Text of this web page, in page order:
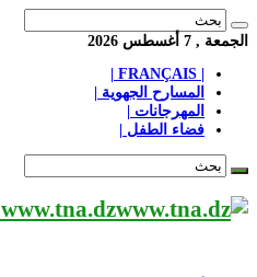
الجمعة , 7 أغسطس 2026
المسارح الجهوية |
المهرجانات |
فضاء الطفل |
www.tna.dz المسرح الوطني الجزائري مؤسسة ثقافية عريقة تابعة لوزارة الثقافة-الجزائر، يحمل اسم العميد «محي الدين بشطارزي».